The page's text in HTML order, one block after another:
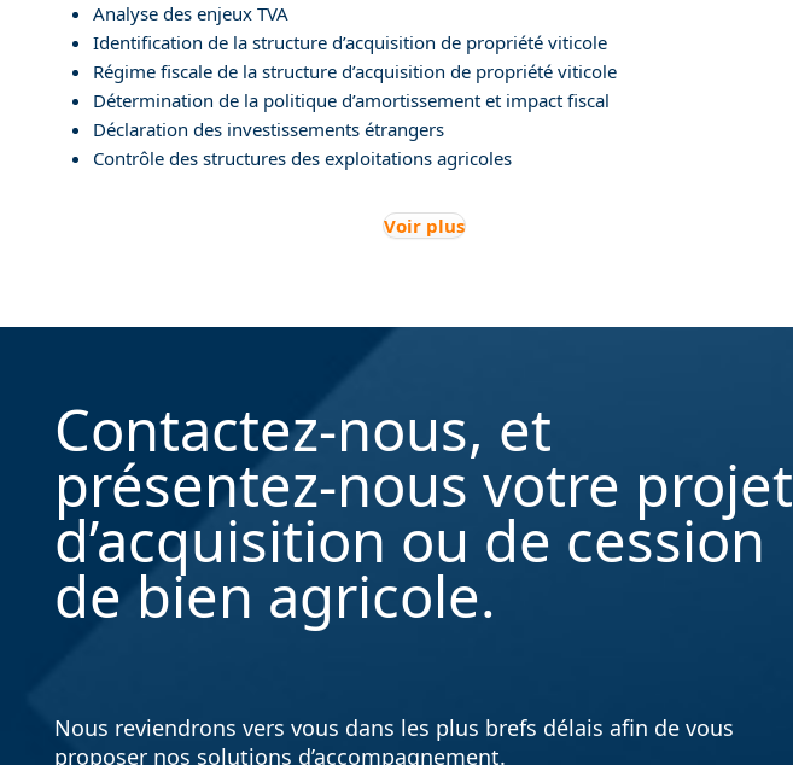
Analyse des enjeux TVA
Identification de la structure d’acquisition de propriété viticole
Régime fiscale de la structure d’acquisition de propriété viticole
Détermination de la politique d’amortissement et impact fiscal
Déclaration des investissements étrangers
Contrôle des structures des exploitations agricoles
Voir plus
Contactez-nous, et
présentez-nous votre projet
d’acquisition ou de cession
de bien agricole.
Nous reviendrons vers vous dans les plus brefs délais afin de vous
proposer nos solutions d’accompagnement.